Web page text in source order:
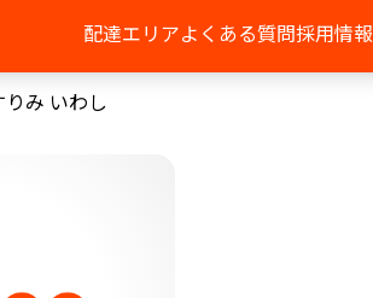
配達エリアよくある質問採用情報
りみ いわし